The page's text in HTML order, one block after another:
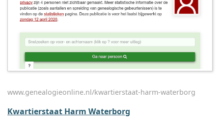
www.genealogieonline.nl/kwartierstaat-harm-waterborg
Kwartierstaat Harm Waterborg